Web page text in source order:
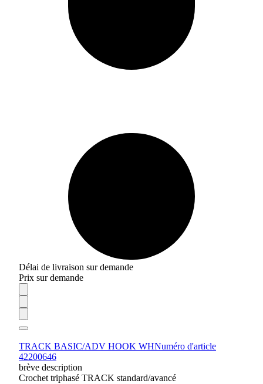
Délai de livraison sur demande
Prix sur demande
TRACK BASIC/ADV HOOK WHNuméro d'article
42200646
brève description
Crochet triphasé TRACK standard/avancé